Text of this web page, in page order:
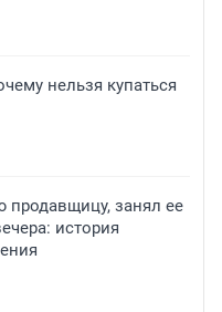
нельзя купаться
продавщицу, занял ее
история